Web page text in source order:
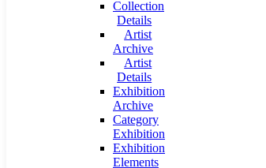
Collection
Details
Artist
Archive
Artist
Details
Exhibition
Archive
Category
Exhibition
Exhibition
Elements